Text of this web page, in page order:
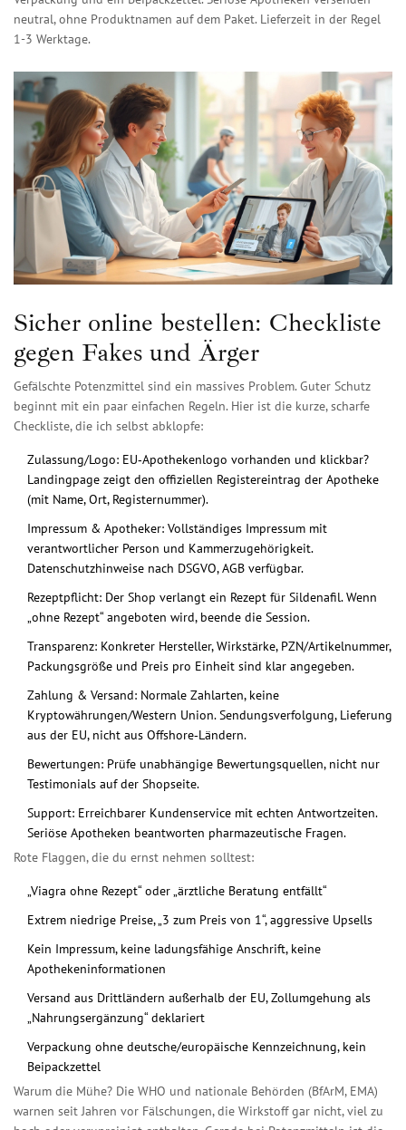
neutral, ohne Produktnamen auf dem Paket. Lieferzeit in der Regel
1-3 Werktage.
Sicher online bestellen: Checkliste
gegen Fakes und Ärger
Gefälschte Potenzmittel sind ein massives Problem. Guter Schutz
beginnt mit ein paar einfachen Regeln. Hier ist die kurze, scharfe
Checkliste, die ich selbst abklopfe:
Zulassung/Logo: EU‑Apothekenlogo vorhanden und klickbar?
Landingpage zeigt den offiziellen Registereintrag der Apotheke
(mit Name, Ort, Registernummer).
Impressum & Apotheker: Vollständiges Impressum mit
verantwortlicher Person und Kammerzugehörigkeit.
Datenschutzhinweise nach DSGVO, AGB verfügbar.
Rezeptpflicht: Der Shop verlangt ein Rezept für Sildenafil. Wenn
„ohne Rezept“ angeboten wird, beende die Session.
Transparenz: Konkreter Hersteller, Wirkstärke, PZN/Artikelnummer,
Packungsgröße und Preis pro Einheit sind klar angegeben.
Zahlung & Versand: Normale Zahlarten, keine
Kryptowährungen/Western Union. Sendungsverfolgung, Lieferung
aus der EU, nicht aus Offshore‑Ländern.
Bewertungen: Prüfe unabhängige Bewertungsquellen, nicht nur
Testimonials auf der Shopseite.
Support: Erreichbarer Kundenservice mit echten Antwortzeiten.
Seriöse Apotheken beantworten pharmazeutische Fragen.
Rote Flaggen, die du ernst nehmen solltest:
„Viagra ohne Rezept“ oder „ärztliche Beratung entfällt“
Extrem niedrige Preise, „3 zum Preis von 1“, aggressive Upsells
Kein Impressum, keine ladungsfähige Anschrift, keine
Apothekeninformationen
Versand aus Drittländern außerhalb der EU, Zollumgehung als
„Nahrungsergänzung“ deklariert
Verpackung ohne deutsche/europäische Kennzeichnung, kein
Beipackzettel
Warum die Mühe? Die WHO und nationale Behörden (BfArM, EMA)
warnen seit Jahren vor Fälschungen, die Wirkstoff gar nicht, viel zu